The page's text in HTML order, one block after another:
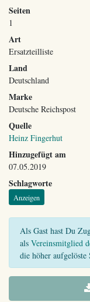
Seiten
1
Art
Ersatzteilliste
Land
Deutschland
Marke
Deutsche Reichspost
Quelle
Heinz Fingerhut
Hinzugefügt am
07.05.2019
Schlagworte
Anzeigen
Als Gast hast Du
als Vereinsmitglied
die höher